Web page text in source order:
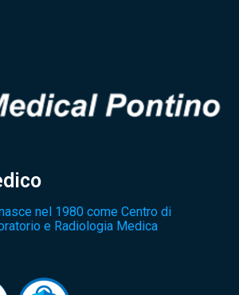
nel 1980 come Centro di
e Radiologia Medica